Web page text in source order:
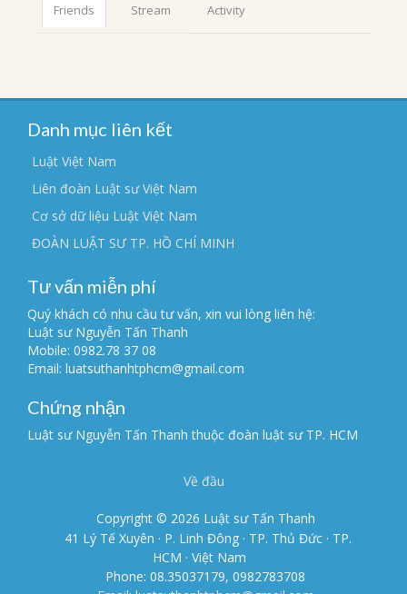
Friends Stream Activity
Danh mục liên kết
Luật Việt Nam
Liên đoàn Luật sư Việt Nam
Cơ sở dữ liệu Luật Việt Nam
ĐOÀN LUẬT SƯ TP. HỒ CHÍ MINH
Tư vấn miễn phí
Quý khách có nhu cầu tư vấn, xin vui lòng liên hệ:
Luật sư Nguyễn Tấn Thanh
Mobile: 0982.78 37 08
Email: luatsuthanhtphcm@gmail.com
Chứng nhận
Luật sư Nguyễn Tấn Thanh thuộc đoàn luật sư TP. HCM
Về đầu
Copyright © 2026 Luật sư Tấn Thanh
41 Lý Tế Xuyên · P. Linh Đông · TP. Thủ Đức · TP.
HCM · Việt Nam
Phone: 08.35037179, 0982783708